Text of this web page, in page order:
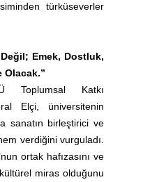
türküseverler
Emek, Dostluk,
Olacak.”
Toplumsal Katkı
Elçi, üniversitenin
sanatın birleştirici ve
verdiğini vurguladı.
ortak hafızasını ve
miras olduğunu